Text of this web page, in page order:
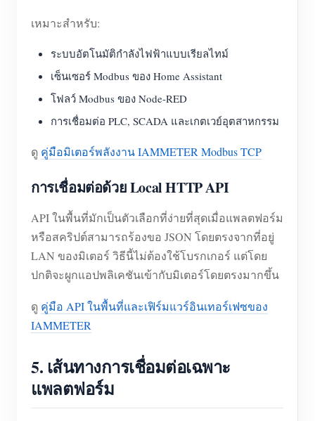
เหมาะสำหรับ:
ระบบอัตโนมัติกำลังไฟฟ้าแบบเรียลไทม์
เซ็นเซอร์ Modbus ของ Home Assistant
โฟลว์ Modbus ของ Node-RED
การเชื่อมต่อ PLC, SCADA และเกตเวย์อุตสาหกรรม
ดู คู่มือมิเตอร์พลังงาน IAMMETER Modbus TCP
การเชื่อมต่อด้วย Local HTTP API
API ในพื้นที่มักเป็นตัวเลือกที่ง่ายที่สุดเมื่อแพลตฟอร์ม
หรือสคริปต์สามารถร้องขอ JSON โดยตรงจากที่อยู่
LAN ของมิเตอร์ วิธีนี้ไม่ต้องใช้โบรกเกอร์ แต่โดย
ปกติจะผูกแอปพลิเคชันเข้ากับมิเตอร์โดยตรงมากขึ้น
ดู คู่มือ API ในพื้นที่และเฟิร์มแวร์อินเทอร์เฟซของ
IAMMETER
5. เส้นทางการเชื่อมต่อเฉพาะ
แพลตฟอร์ม